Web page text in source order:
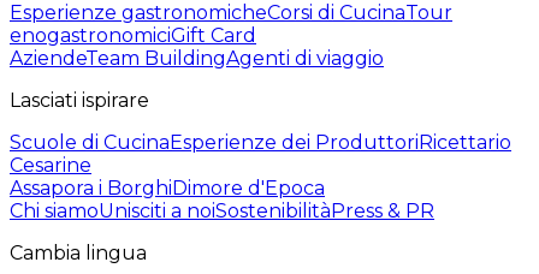
Esperienze gastronomicheCorsi di CucinaTour
enogastronomiciGift Card
AziendeTeam BuildingAgenti di viaggio
Lasciati ispirare
Scuole di CucinaEsperienze dei ProduttoriRicettario
Cesarine
Assapora i BorghiDimore d'Epoca
Chi siamoUnisciti a noiSostenibilitàPress & PR
Cambia lingua